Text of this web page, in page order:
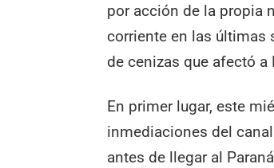
por acción de la propia
corriente en las últimas
de cenizas que afectó a
En primer lugar, este
inmediaciones del
antes de llegar al